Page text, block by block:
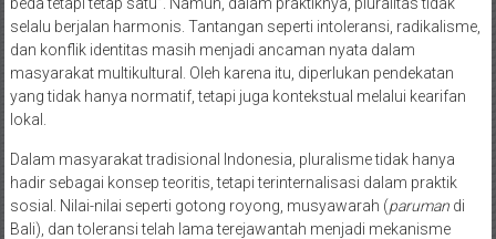
selalu berjalan harmonis. Tantangan seperti intoleransi, radikalisme,
dan konflik identitas masih menjadi ancaman nyata dalam
masyarakat multikultural. Oleh karena itu, diperlukan pendekatan
yang tidak hanya normatif, tetapi juga kontekstual melalui kearifan
lokal.
Dalam masyarakat tradisional Indonesia, pluralisme tidak hanya
hadir sebagai konsep teoritis, tetapi terinternalisasi dalam praktik
sosial. Nilai-nilai seperti gotong royong, musyawarah (parumandi
Bali), dan toleransi telah lama terejawantah menjadi mekanisme